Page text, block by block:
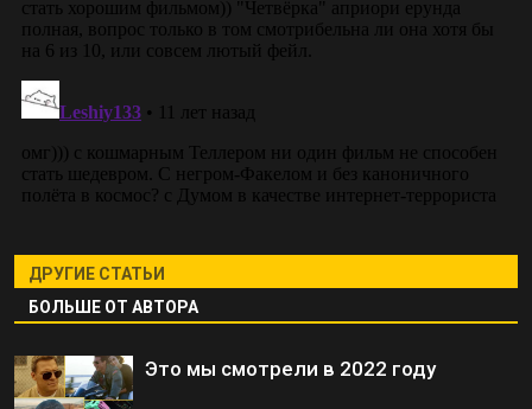
ДРУГИЕ СТАТЬИ
БОЛЬШЕ ОТ АВТОРА
Это мы смотрели в 2022 году